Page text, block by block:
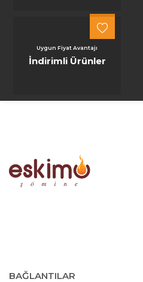
Uygun Fiyat Avantajı
İndirimli Ürünler
BAĞLANTILAR